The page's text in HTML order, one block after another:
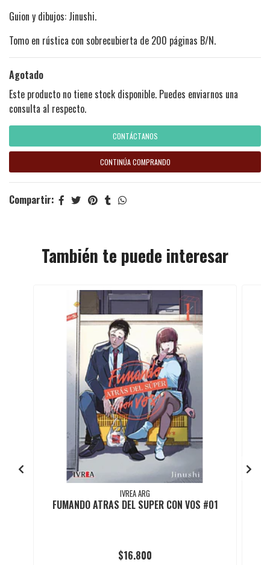
Guion y dibujos: Jinushi.
Tomo en rústica con sobrecubierta de 200 páginas B/N.
Agotado
Este producto no tiene stock disponible. Puedes enviarnos una
consulta al respecto.
CONTÁCTANOS
CONTINÚA COMPRANDO
Compartir:
También te puede interesar
IVREA ARG
FUMANDO ATRAS DEL SUPER CON VOS #01
$16.800